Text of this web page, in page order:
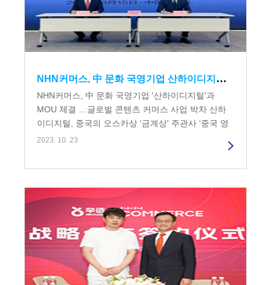
NHN커머스, 中 문화 국영기업 산하이디지털과 MOU 체결 …글로벌 콘텐츠 커머스 사업 박차
NHN커머스, 中 문화 국영기업 '산하이디지털'과
MOU 체결 …글로벌 콘텐츠 커머스 사업 박차 산하
이디지털, 중국의 오스카상 ‘금계상’ 주관사 ‘중국 영
화 재단’ 운영…中 미디어...
2023. 10. 23